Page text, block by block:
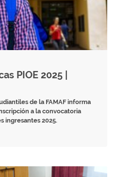
PIOE 2025 |
de la FAMAF informa
a la convocatoria
ingresantes 2025.